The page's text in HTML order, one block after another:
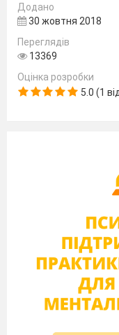
(У класах? У
Учні
4. Про
приміщеннях.
- Ми вже з
і рутин про
були складені
року. Ці
. У їдальні:
- до їдальню
верхньому
- в їдальні
нікого не
- їсти
Додано
30 жовтня 2018
Переглядів
13369
Оцінка розробки
5.0 (1